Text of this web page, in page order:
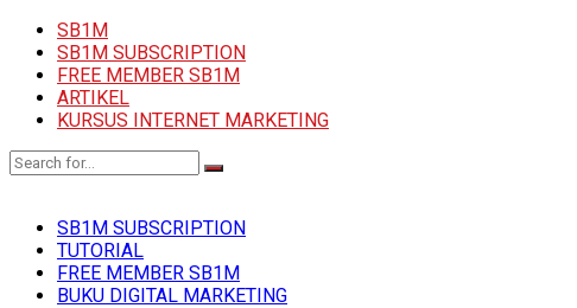
SB1M
SB1M SUBSCRIPTION
FREE MEMBER SB1M
ARTIKEL
KURSUS INTERNET MARKETING
SB1M SUBSCRIPTION
TUTORIAL
FREE MEMBER SB1M
BUKU DIGITAL MARKETING